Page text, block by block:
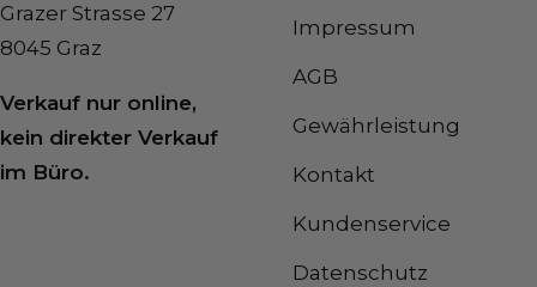
Grazer Strasse 27
8045 Graz
Verkauf nur online,
kein direkter Verkauf
im Büro.
Impressum
AGB
Gewährleistung
Kontakt
Kundenservice
Datenschutz